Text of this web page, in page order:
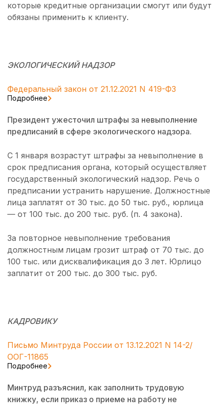
которые кредитные организации смогут или будут
обязаны применить к клиенту.
ЭКОЛОГИЧЕСКИЙ НАДЗОР
Федеральный закон от 21.12.2021 N 419-ФЗ
Подробнее
Президент ужесточил штрафы за невыполнение
предписаний в сфере экологического надзора.
С 1 января возрастут штрафы за невыполнение в
срок предписания органа, который осуществляет
государственный экологический надзор. Речь о
предписании устранить нарушение. Должностные
лица заплатят от 30 тыс. до 50 тыс. руб., юрлица
— от 100 тыс. до 200 тыс. руб. (п. 4 закона).
За повторное невыполнение требования
должностным лицам грозит штраф от 70 тыс. до
100 тыс. или дисквалификация до 3 лет. Юрлицо
заплатит от 200 тыс. до 300 тыс. руб.
КАДРОВИКУ
Письмо Минтруда России от 13.12.2021 N 14-2/
ООГ-11865
Подробнее
Минтруд разъяснил, как заполнить трудовую
книжку, если приказ о приеме на работу не